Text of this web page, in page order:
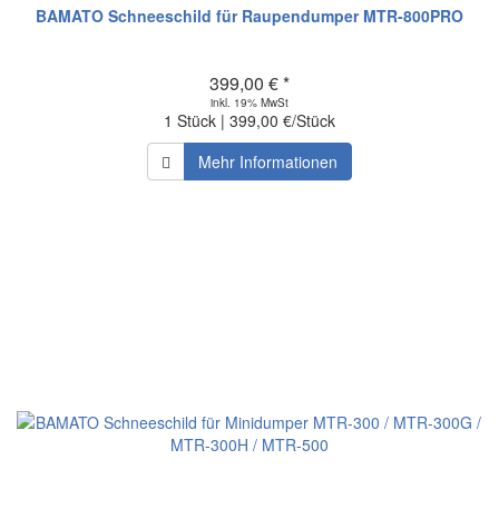
BAMATO Schneeschild für Raupendumper MTR-800PRO
399,00 € *
inkl. 19% MwSt
1 Stück | 399,00 €/Stück
Mehr Informationen